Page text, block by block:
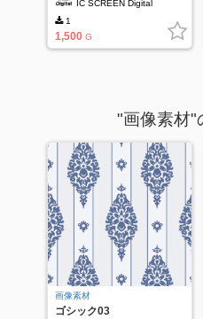
IC SCREEN Digital
1
1,500 G
"画像素材"
画像素材
ゴシック03